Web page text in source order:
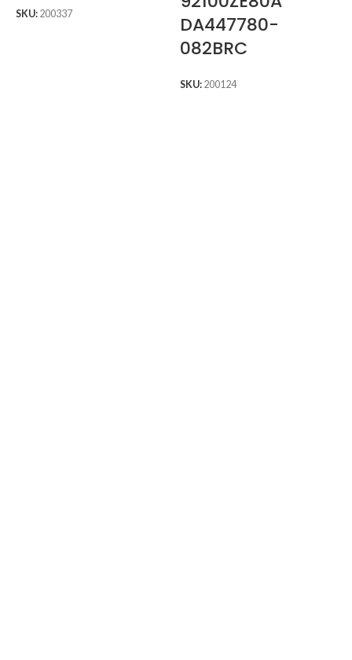
SKU: 200337
DA447780-
082BRC
SKU: 200124